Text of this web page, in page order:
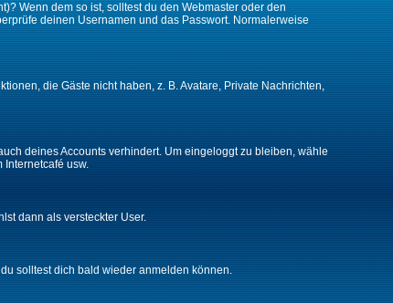
Wenn dem so ist, solltest du den Webmaster oder den
deinen Usernamen und das Passwort. Normalerweise
die Gäste nicht haben, z. B. Avatare, Private Nachrichten,
deines Accounts verhindert. Um eingeloggt zu bleiben, wähle
Internetcafé usw.
dann als versteckter User.
solltest dich bald wieder anmelden können.